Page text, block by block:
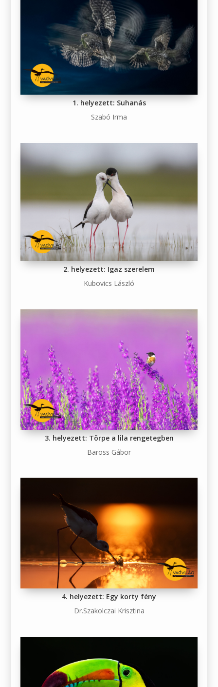
1. helyezett: Suhanás
Szabó Irma
2. helyezett: Igaz szerelem
Kubovics László
3. helyezett: Törpe a lila rengetegben
Baross Gábor
4. helyezett: Egy korty fény
Dr.Szakolczai Krisztina